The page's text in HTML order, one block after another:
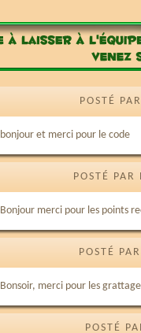
POSTÉ
bonjour et merci pour le code
POSTÉ
Bonjour merci pour les points
POSTÉ
Bonsoir, merci pour les
POSTÉ